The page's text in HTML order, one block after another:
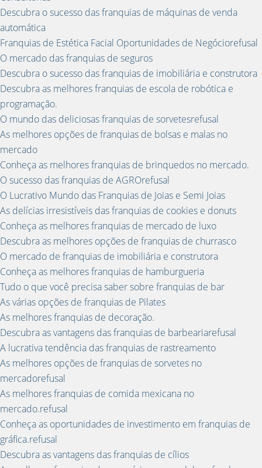
Descubra o sucesso das franquias de máquinas de venda
automática
Franquias de Estética Facial Oportunidades de Negóciorefusal
O mercado das franquias de seguros
Descubra o sucesso das franquias de imobiliária e construtora
Descubra as melhores franquias de escola de robótica e
programação.
O mundo das deliciosas franquias de sorvetesrefusal
As melhores opções de franquias de bolsas e malas no
mercado
Conheça as melhores franquias de brinquedos no mercado.
O sucesso das franquias de AGROrefusal
O Lucrativo Mundo das Franquias de Joias e Semi Joias
As delícias irresistíveis das franquias de cookies e donuts
Conheça as melhores franquias de mercado de luxo
Descubra as melhores opções de franquias de churrasco
O mercado de franquias de imobiliária e construtora
Conheça as melhores franquias de hamburgueria
Tudo o que você precisa saber sobre franquias de bar
As várias opções de franquias de Pilates
As melhores franquias de decoração.
Descubra as vantagens das franquias de barbeariarefusal
A lucrativa tendência das franquias de rastreamento
As melhores opções de franquias de sorvetes no
mercadorefusal
As melhores franquias de comida mexicana no
mercado.refusal
Conheça as oportunidades de investimento em franquias de
gráfica.refusal
Descubra as vantagens das franquias de cílios